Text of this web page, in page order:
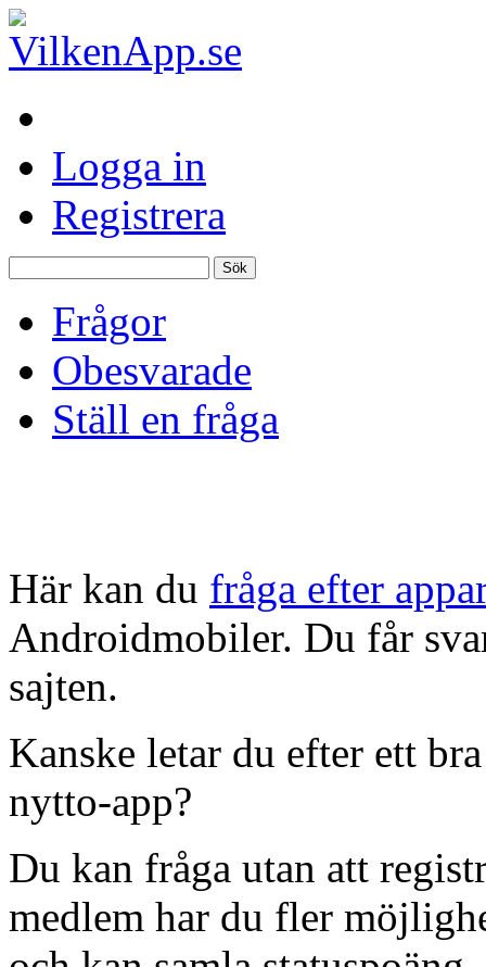
Logga in
Registrera
Frågor
Obesvarade
Ställ en fråga
Här kan du fråga efter
Androidmobiler. Du får
sajten.
Kanske letar du efter ett
nytto-app?
Du kan fråga utan att
medlem har du fler